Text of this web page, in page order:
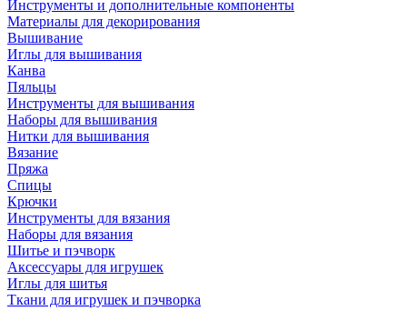
Инструменты и дополнительные компоненты
Материалы для декорирования
Вышивание
Иглы для вышивания
Канва
Пяльцы
Инструменты для вышивания
Наборы для вышивания
Нитки для вышивания
Вязание
Пряжа
Спицы
Крючки
Инструменты для вязания
Наборы для вязания
Шитье и пэчворк
Аксессуары для игрушек
Иглы для шитья
Ткани для игрушек и пэчворка